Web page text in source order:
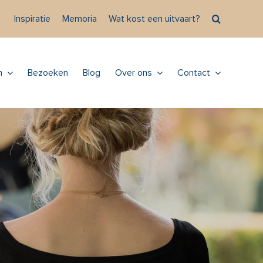
Inspiratie Memoria Wat kost een uitvaart?
Bezoeken Blog Over ons Contact